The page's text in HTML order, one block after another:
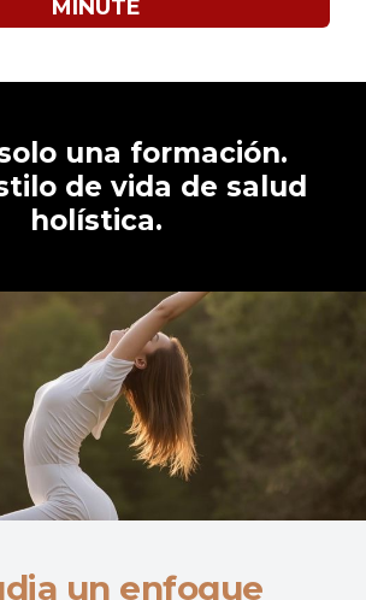
MINUTE
una formación.
de vida de salud
holística.
un enfoque